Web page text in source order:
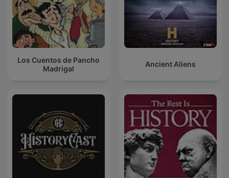
Los Cuentos de Pancho
Madrigal
Ancient Aliens